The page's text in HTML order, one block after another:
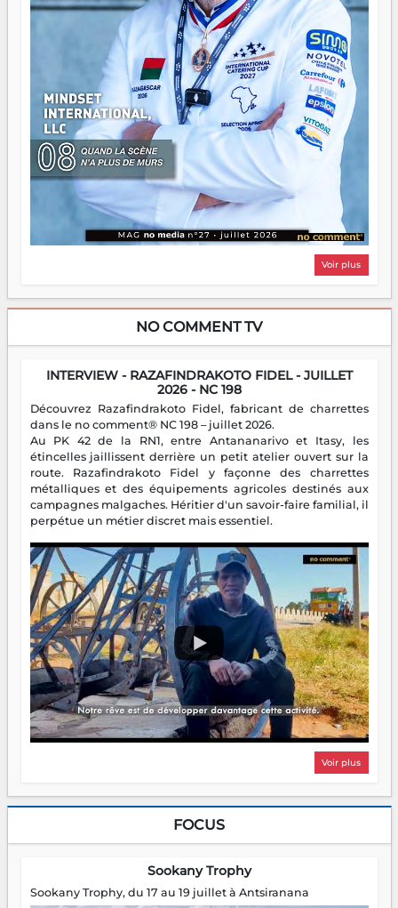
Voir plus
NO COMMENT TV
INTERVIEW - RAZAFINDRAKOTO FIDEL - JUILLET
2026 - NC 198
Découvrez Razafindrakoto Fidel, fabricant de charrettes
dans le no comment® NC 198 – juillet 2026.
Au PK 42 de la RN1, entre Antananarivo et Itasy, les
étincelles jaillissent derrière un petit atelier ouvert sur la
route. Razafindrakoto Fidel y façonne des charrettes
métalliques et des équipements agricoles destinés aux
campagnes malgaches. Héritier d'un savoir-faire familial, il
perpétue un métier discret mais essentiel.
Voir plus
FOCUS
Sookany Trophy
Sookany Trophy, du 17 au 19 juillet à Antsiranana